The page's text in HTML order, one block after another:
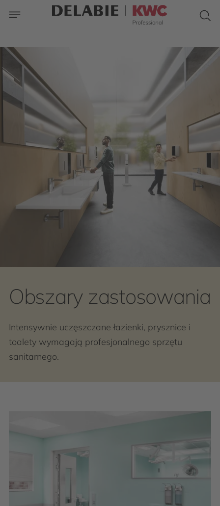
Obszary zastosowania
Intensywnie uczęszczane łazienki, prysznice i
toalety wymagają profesjonalnego sprzętu
sanitarnego.